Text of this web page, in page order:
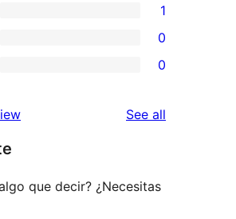
1
0
0
See all
que decir? ¿Necesitas